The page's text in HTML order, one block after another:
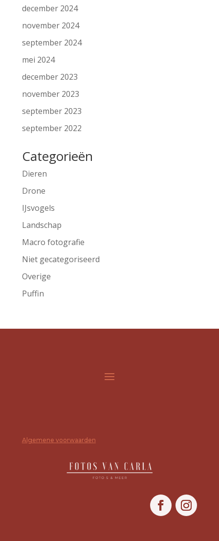
december 2024
november 2024
september 2024
mei 2024
december 2023
november 2023
september 2023
september 2022
Categorieën
Dieren
Drone
IJsvogels
Landschap
Macro fotografie
Niet gecategoriseerd
Overige
Puffin
Algemene voorwaarden